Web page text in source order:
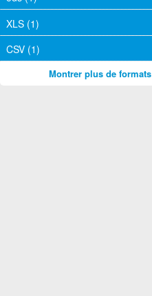
XLS (1)
CSV (1)
Montrer plus de formats